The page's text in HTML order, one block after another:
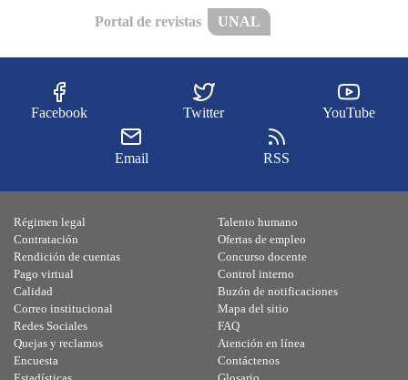
Portal de revistas UNAL
Facebook Twitter YouTube
Email RSS
Régimen legal
Contratación
Rendición de cuentas
Pago virtual
Calidad
Talento humano
Ofertas de empleo
Concurso docente
Control interno
Buzón de notificaciones
Correo institucional
Redes Sociales
Quejas y reclamos
Encuesta
Mapa del sitio
FAQ
Atención en línea
Contáctenos